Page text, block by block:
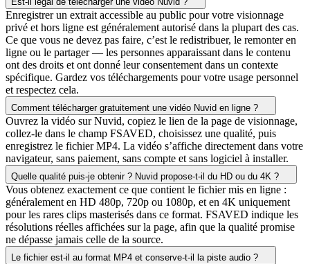
Enregistrer un extrait accessible au public pour votre visionnage
privé et hors ligne est généralement autorisé dans la plupart des cas.
Ce que vous ne devez pas faire, c’est le redistribuer, le remonter en
ligne ou le partager — les personnes apparaissant dans le contenu
ont des droits et ont donné leur consentement dans un contexte
spécifique. Gardez vos téléchargements pour votre usage personnel
et respectez cela.
Comment télécharger gratuitement une vidéo Nuvid en ligne ?
Ouvrez la vidéo sur Nuvid, copiez le lien de la page de visionnage,
collez-le dans le champ FSAVED, choisissez une qualité, puis
enregistrez le fichier MP4. La vidéo s’affiche directement dans votre
navigateur, sans paiement, sans compte et sans logiciel à installer.
Quelle qualité puis-je obtenir ? Nuvid propose-t-il du HD ou du 4K ?
Vous obtenez exactement ce que contient le fichier mis en ligne :
généralement en HD 480p, 720p ou 1080p, et en 4K uniquement
pour les rares clips masterisés dans ce format. FSAVED indique les
résolutions réelles affichées sur la page, afin que la qualité promise
ne dépasse jamais celle de la source.
Le fichier est-il au format MP4 et conserve-t-il la piste audio ?